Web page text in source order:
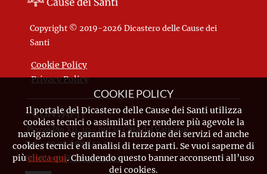
Copyright © 2019-2026 Dicastero delle Cause dei
Santi
Cookie Policy
Privacy Policy
CONTATTI
Piazza Pio XII, 10 - 00120 Città del Vaticano
Tel. +39.06.698.842.44
Emailinfo@causesanti.va
COOKIE POLICY
Il portale del Dicastero delle Cause dei Santi utilizza
cookies tecnici o assimilati per rendere più agevole la
navigazione e garantire la fruizione dei servizi ed anche
cookies tecnici e di analisi di terze parti. Se vuoi saperne di
piùclicca qui. Chiudendo questo banner acconsenti all’uso
dei cookies.